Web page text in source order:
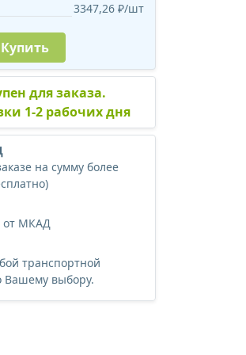
3347,26 ₽/шт
Купить
для заказа.
1-2 рабочих дня
на сумму более
от МКАД
транспортной
Вашему выбору.